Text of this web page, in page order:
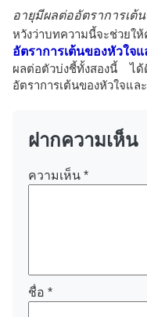
อายุมีผลต่ออัตราการเต้
หวังว่าบทความนี้จะช่วยใ
อัตราการเต้นของหัวใจ
ผลต่อตัวบ่งชี้ทั้งสองนี้ ไ
อัตราการเต้นของหัวใจแ
ฝากความเห็น
ความเห็น *
ชื่อ *